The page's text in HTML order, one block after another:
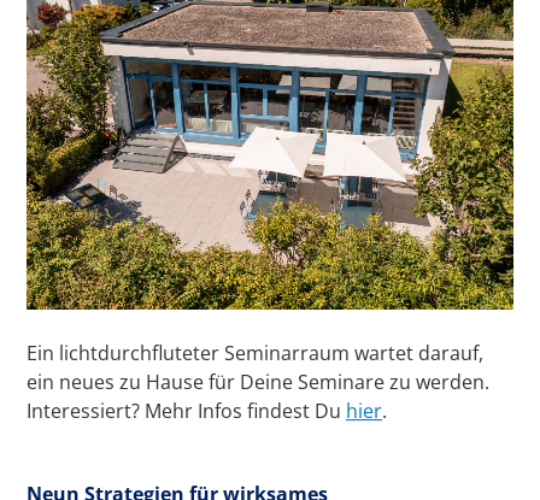
Ein lichtdurchfluteter Seminarraum wartet darauf,
ein neues zu Hause für Deine Seminare zu werden.
Interessiert? Mehr Infos findest Du hier.
Neun Strategien für wirksames